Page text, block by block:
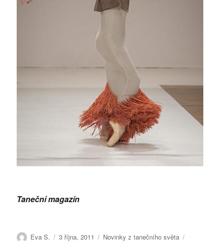
Taneční magazín
Autor:
Eva S. Publikováno:
3 října, 2011 Rubriky:
Novinky z tanečního světa